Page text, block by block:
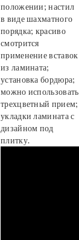
положении; настил
в виде шахматного
порядка; красиво
смотрится
применение вставок
из ламината;
установка бордюра;
можно использовать
трехцветный прием;
укладки ламината с
дизайном под
плитку.